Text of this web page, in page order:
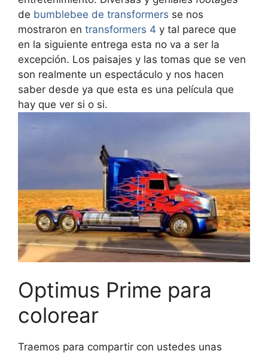
de bumblebee de transformers se nos
mostraron en transformers 4 y tal parece que
en la siguiente entrega esta no va a ser la
excepción. Los paisajes y las tomas que se ven
son realmente un espectáculo y nos hacen
saber desde ya que esta es una película que
hay que ver si o si.
Optimus Prime para
colorear
Traemos para compartir con ustedes unas